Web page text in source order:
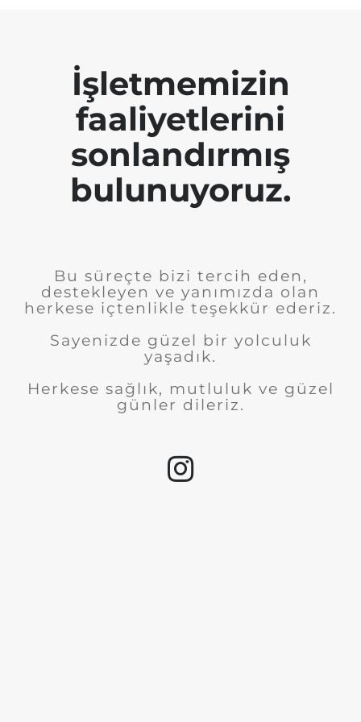
İşletmemizin
faaliyetlerini
sonlandırmış
bulunuyoruz.
Bu süreçte bizi tercih eden,
destekleyen ve yanımızda olan
herkese içtenlikle teşekkür ederiz.
Sayenizde güzel bir yolculuk
yaşadık.
Herkese sağlık, mutluluk ve güzel
günler dileriz.